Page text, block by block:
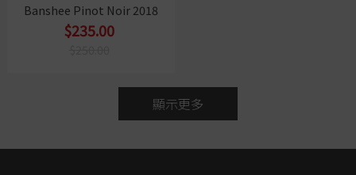
Banshee Pinot Noir 2018
$235.00
顯示更多